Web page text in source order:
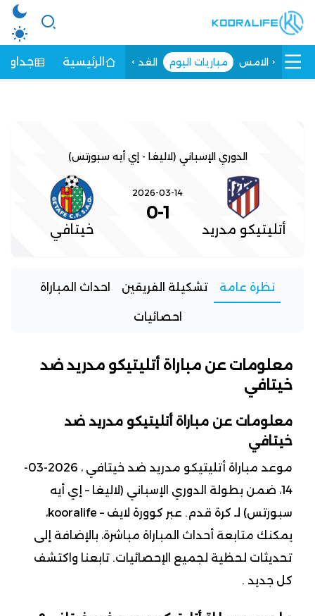
الامس مباريات اليوم الغد الرئيسية جداول
الدوري الإسباني (لاليغا - إي أيه سبورتس)
أتليتيكو مدريد
2026-03-14
1
-
0
خيتافي
نظرة عامة تشكيلة الفريقين احداث المباراة
احصائيات
معلومات عن مباراة أتليتيكو مدريد ضد
خيتافي
معلومات عن مباراة أتليتيكو مدريد ضد
خيتافي
موعد مباراة أتليتيكو مدريد ضد خيتافي ، 2026-03-
14، ضمن بطولة الدوري الإسباني (لاليغا – إي أيه
سبورتس) لـ كرة قدم. عبر كوورة لايف – kooralife،
يمكنك متابعة أحداث المباراة مباشرة، بالإضافة إلى
تحديثات لحظية لجميع الإحصائيات. تابعنا واكتشف
كل جديد .